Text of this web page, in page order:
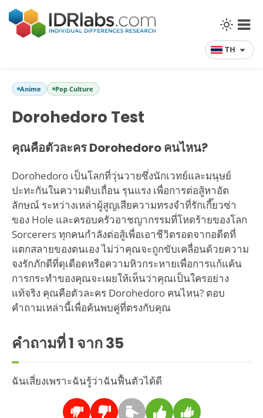
TH
Anime Pop Culture
Dorohedoro Test
คุณคือตัวละคร Dorohedoro คนไหน?
Dorohedoro เป็นโลกที่วุ่นวายซึ่งนักเวทย์และมนุษย์
ปะทะกันในความดิบเถื่อน รุนแรง เพื่อการต่อสู้หาอัต
ลักษณ์ ระหว่างเหล่าผู้สูญเสียความทรงจำที่รักเกี๊ยวซ่า
ของ Hole และครอบครัวอาชญากรรมที่โหดร้ายของโลก
Sorcerers ทุกคนกำลังต่อสู้เพื่อเอาชีวิตรอดจากอดีตที่
แตกสลายของตนเอง ไม่ว่าคุณจะถูกขับเคลื่อนด้วยความ
จงรักภักดีที่ดุเดือดหรือความหิวกระหายเพื่อการแก้แค้น
การกระทำของคุณจะเผยให้เห็นว่าคุณเป็นใครอย่าง
แท้จริง คุณคือตัวละคร Dorohedoro คนไหน? ตอบ
คำถามเหล่านี้เพื่อค้นพบคู่ที่ตรงกับคุณ
คำถามที่1 จาก 35
ฉันเสี่ยงเพราะฉันรู้ว่าฉันฟื้นตัวได้ดี